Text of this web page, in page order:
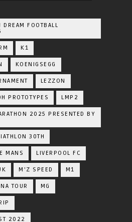
FOOTBALL
K1
KOENIGSEGG
LEZZON
PROTOTYPES LMP2
2025 PRESENTED BY
30TH
MANS LIVERPOOL FC
M'Z SPEED M1
TOUR MG
2022